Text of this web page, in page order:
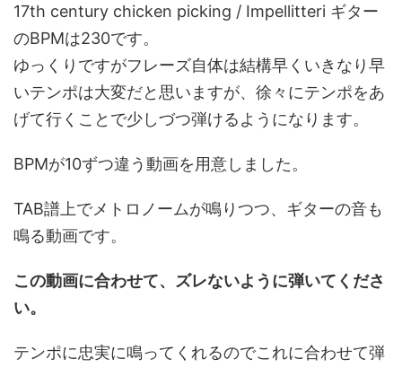
17th century chicken picking / Impellitteri ギター
のBPMは230です。
ゆっくりですがフレーズ自体は結構早くいきなり早
いテンポは大変だと思いますが、徐々にテンポをあ
げて行くことで少しづつ弾けるようになります。
BPMが10ずつ違う動画を用意しました。
TAB譜上でメトロノームが鳴りつつ、ギターの音も
鳴る動画です。
この動画に合わせて、ズレないように弾いてくださ
い。
テンポに忠実に鳴ってくれるのでこれに合わせて弾